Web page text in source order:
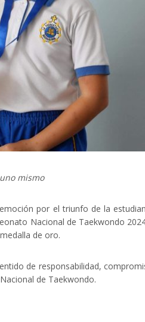
mismo
por el triunfo de la
Nacional de Taekwondo
de oro.
de responsabilidad,
de Taekwondo.